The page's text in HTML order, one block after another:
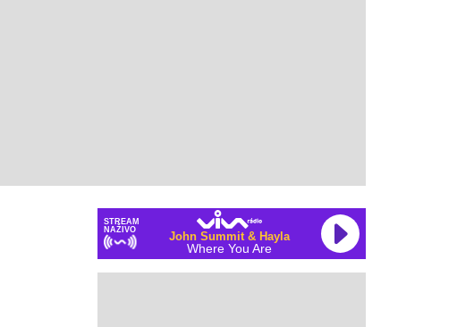
STREAM
NAŽIVO
John Summit & Hayla
Where You Are